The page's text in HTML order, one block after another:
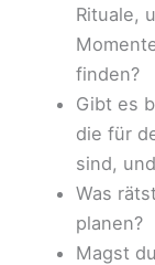
Rituale,
finden?
Gibt es
die für
sind,
Was
planen?
Magst